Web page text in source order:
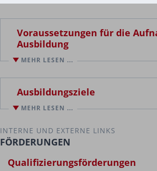
Abschluss:
Land Steiermark
Voraussetzungen für die
Ausbildung
Gesundheits- und Krankenpflege
mindestens zwei Jahre
gehobenen Dienst der Gesundheits-
Äquivalent)
MEHR LESEN ...
Ausbildungsziele
Auszubildende in der Praxis nach
Erkenntnissen begleiten und anleiten
MEHR LESEN ...
INTERNE UND EXTERNE LINKS
FÖRDERUNGEN
Qualifizierungsförderungen